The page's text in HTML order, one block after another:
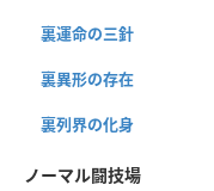
裏運命の三針
裏異形の存在
裏列界の化身
ノーマル闘技場